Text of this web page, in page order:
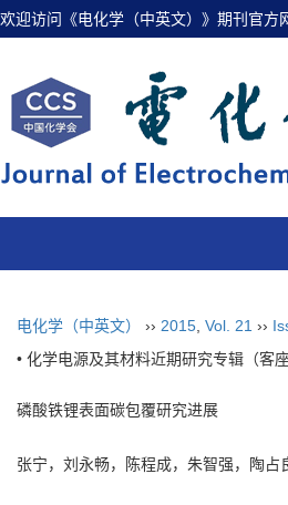
欢迎访问《电化学（中英文）》期刊官方
电化学（中英文） ›› 2015 Vol. 21 ››
• 化学电源及其材料近期研究专辑（客
磷酸铁锂表面碳包覆研究进展
张宁，刘永畅，陈程成，朱智强，陶占